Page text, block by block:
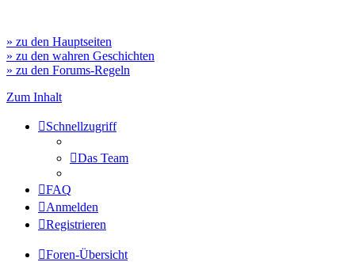
» zu den Hauptseiten
» zu den wahren Geschichten
» zu den Forums-Regeln
Zum Inhalt
Schnellzugriff
Das Team
FAQ
Anmelden
Registrieren
Foren-Übersicht